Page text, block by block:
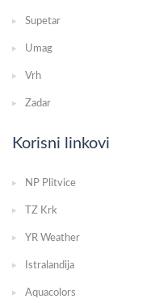
Supetar
Umag
Vrh
Zadar
Korisni linkovi
NP Plitvice
TZ Krk
YR Weather
Istralandija
Aquacolors